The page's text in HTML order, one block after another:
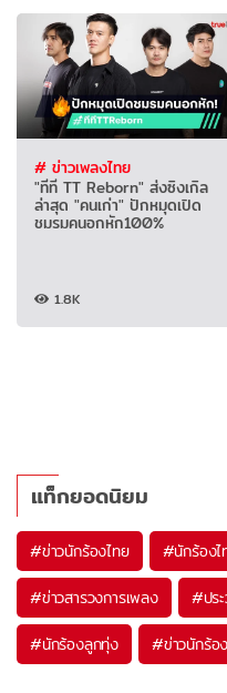
# ข่าวเพลงไทย
"ทีที TT Reborn" ส่งซิงเกิล
ล่าสุด "คนเก่า" ปักหมุดเปิด
ชมรมคนอกหัก100%
1.8K
แท็กยอดนิยม
#ข่าวนักร้องไทย #นักร้อง
#ข่าวสารวงการเพลง #ปร
#นักร้องลูกทุ่ง #ข่าวนักร้อง